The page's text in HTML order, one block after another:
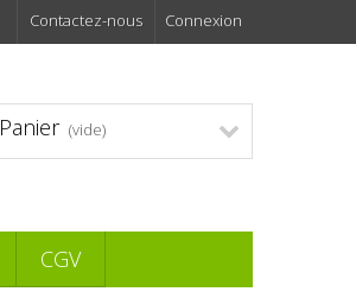
Connexion
Contactez-nous
Panier (vide)
CGV